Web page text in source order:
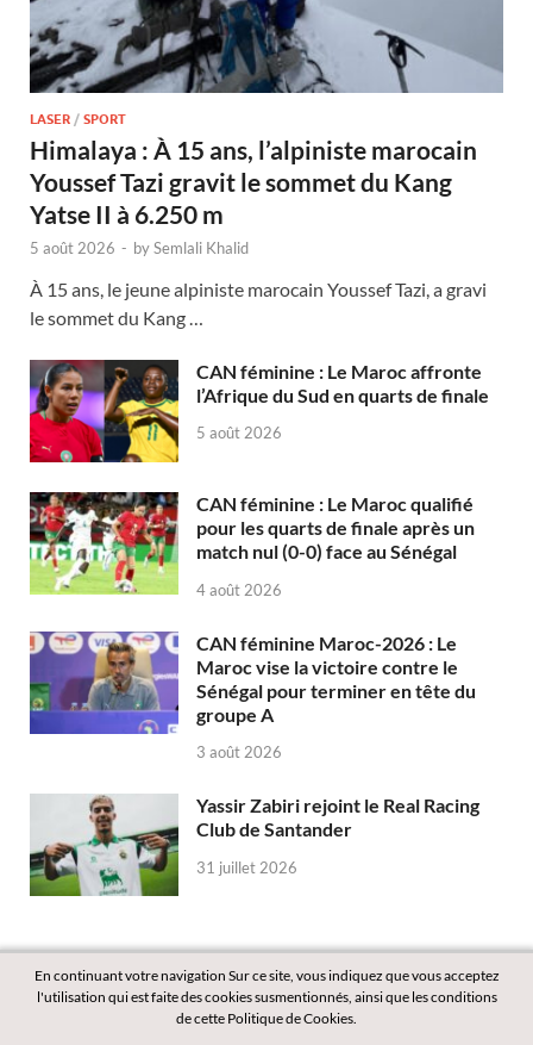
LASER / SPORT
Himalaya : À 15 ans, l’alpiniste marocain
Youssef Tazi gravit le sommet du Kang
Yatse II à 6.250 m
5 août 2026 - bySemlali Khalid
À 15 ans, le jeune alpiniste marocain Youssef Tazi, a gravi
le sommet du Kang …
CAN féminine : Le Maroc affronte
l’Afrique du Sud en quarts de finale
5 août 2026
CAN féminine : Le Maroc qualifié
pour les quarts de finale après un
match nul (0-0) face au Sénégal
4 août 2026
CAN féminine Maroc-2026 : Le
Maroc vise la victoire contre le
Sénégal pour terminer en tête du
groupe A
3 août 2026
Yassir Zabiri rejoint le Real Racing
Club de Santander
31 juillet 2026
En continuant votre navigation Sur ce site, vous indiquez que vous acceptez
l'utilisation qui est faite des cookies susmentionnés, ainsi que les conditions
de cette Politique de Cookies.